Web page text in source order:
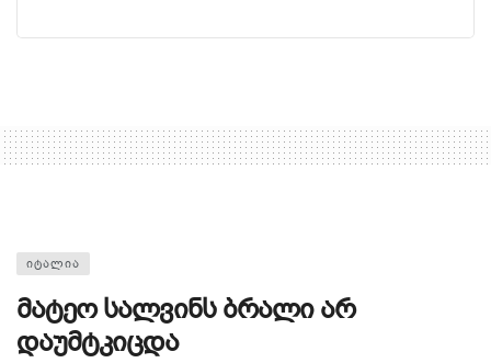
ᲘᲢᲐᲚᲘᲐ
მატეო სალვინს ბრალი არ
დაუმტკიცდა